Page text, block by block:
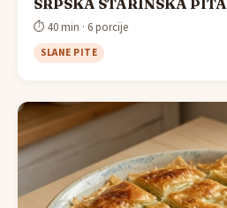
SRPSKA STARINSKA PITA
⏱ 40 min · 6 porcije
SLANE PITE